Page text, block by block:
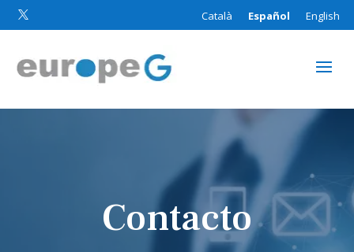
 Català Español English
Contacto